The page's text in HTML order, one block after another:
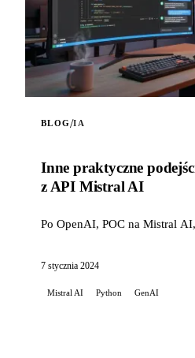
BLOG/IA
Inne praktyczne
z API Mistral AI
Po OpenAI, POC na Mistral
7 stycznia 2024
Mistral AI Python GenAI